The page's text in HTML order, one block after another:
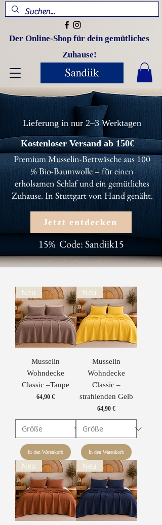
Der Online-Shop für dein gemütliches
Zuhause!
Lieferung in nur 2–3 Werktagen
Kostenloser Versand ab 150€
Premium Musselin-Bettwäsche aus 100
% Bio-Baumwolle – für einen
erholsamen Schlaf und ein gemütliches
Zuhause. In Stuttgart von Hand genäht.
Jetzt entdecken
15% Code: Sandiik15
Neu
Musselin
Wohndecke
Classic –Taupe
Preis
64,90 €
In den Warenkorb
Neu
Musselin
Wohndecke
Classic –
strahlenden Gelb
Preis
64,90 €
In den Warenkorb
Neu Neu